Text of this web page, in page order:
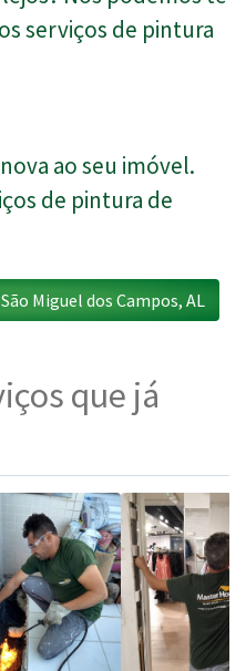
serviços de pintura
ao seu imóvel.
de pintura de
Miguel dos Campos, AL
que já